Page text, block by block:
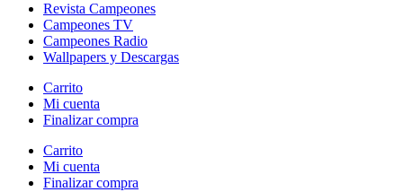
Revista Campeones
Campeones TV
Campeones Radio
Wallpapers y Descargas
Carrito
Mi cuenta
Finalizar compra
Carrito
Mi cuenta
Finalizar compra